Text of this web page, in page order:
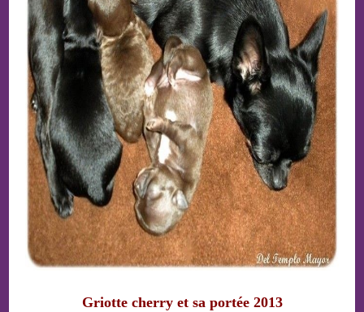
Griotte cherry et sa portée 2013